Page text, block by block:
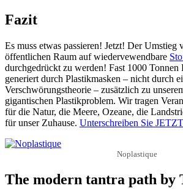
Fazit
Es muss etwas passieren! Jetzt! Der Umstieg
öffentlichen Raum auf wiedervewendbare
durchgedrückt zu werden! Fast 1000
generiert durch Plastikmasken – nicht durch
Verschwörungstheorie – zusätzlich zu
gigantischen Plastikproblem. Wir tragen
für die Natur, die Meere, Ozeane, die
für unser Zuhause. Unterschreiben Sie
Noplastique
The modern tantra path by